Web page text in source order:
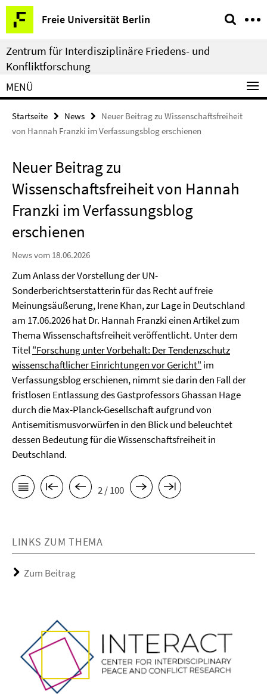
Springe
direkt
zu
Inhalt
Freie Universität Berlin
Service-
Navigation
Zentrum für Interdisziplinäre Friedens- und
Konfliktforschung
MENÜ
Startseite News
Neuer Beitrag zu Wissenschaftsfreiheit
von Hannah Franzki im Verfassungsblog erschienen
Neuer Beitrag zu
Wissenschaftsfreiheit von Hannah
Franzki im Verfassungsblog
erschienen
News vom 18.06.2026
Zum Anlass der Vorstellung der UN-
Sonderberichtserstatterin für das Recht auf freie
Meinungsäußerung, Irene Khan, zur Lage in Deutschland
am 17.06.2026 hat Dr. Hannah Franzki einen Artikel zum
Thema Wissenschaftsfreiheit veröffentlicht. Unter dem
Titel"Forschung unter Vorbehalt: Der Tendenzschutz
wissenschaftlicher Einrichtungen vor Gericht" im
Verfassungsblog erschienen, nimmt sie darin den Fall der
fristlosen Entlassung des Gastprofessors Ghassan Hage
durch die Max-Planck-Gesellschaft aufgrund von
Antisemitismusvorwürfen in den Blick und beleuchtet
dessen Bedeutung für die Wissenschaftsfreiheit in
Deutschland.
2 / 100
LINKS ZUM THEMA
Zum Beitrag